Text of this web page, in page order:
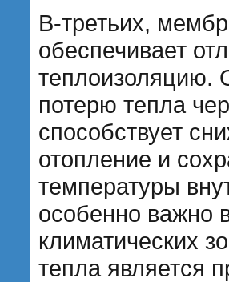
В-третьих,
обеспечивает
теплоизоляцию.
потерю тепла
способствует
отопление и
температуры
особенно важно
климатических
тепла является